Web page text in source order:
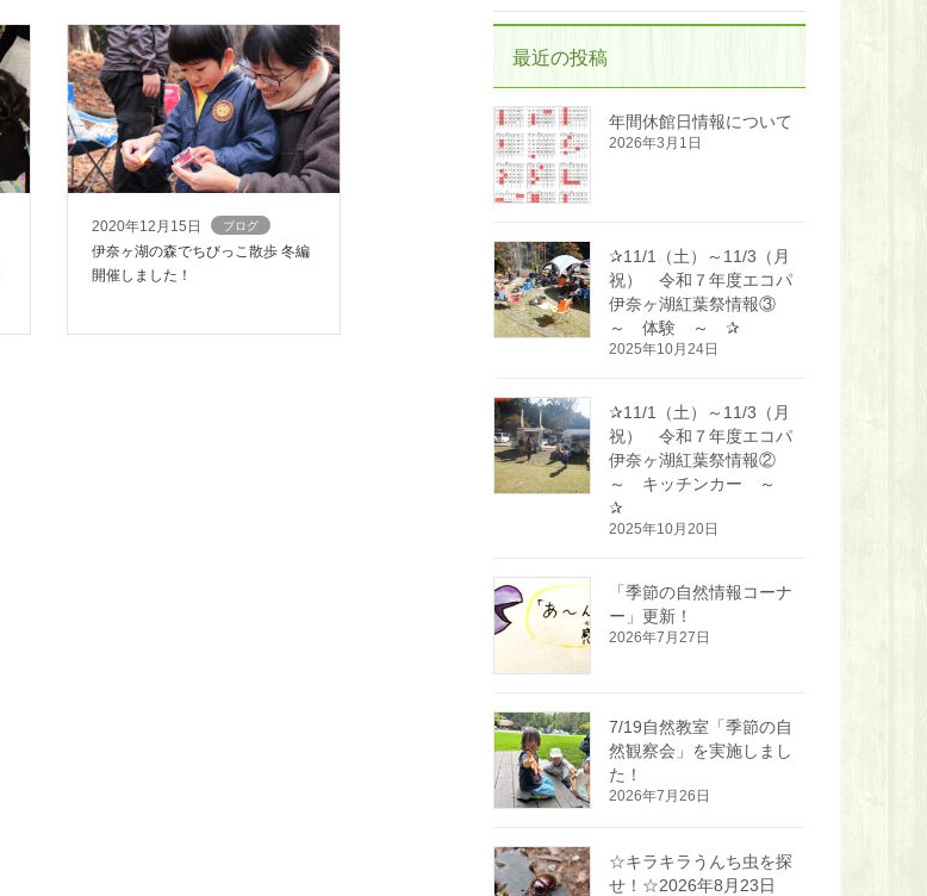
2020年12月15日 ブログ
伊奈ヶ湖の森でちびっこ散歩 冬編
開催しました！
最近の投稿
年間休館日情報について
2026年3月1日
✰11/1（土）～11/3（月
祝） 令和７年度エコパ
伊奈ヶ湖紅葉祭情報③
～ 体験 ～ ✰
2025年10月24日
✰11/1（土）～11/3（月
祝） 令和７年度エコパ
伊奈ヶ湖紅葉祭情報②
～ キッチンカー ～
✰
2025年10月20日
「季節の自然情報コーナ
ー」更新！
2026年7月27日
7/19自然教室「季節の自
然観察会」を実施しまし
た！
2026年7月26日
☆キラキラうんち虫を探
せ！☆2026年8月23日